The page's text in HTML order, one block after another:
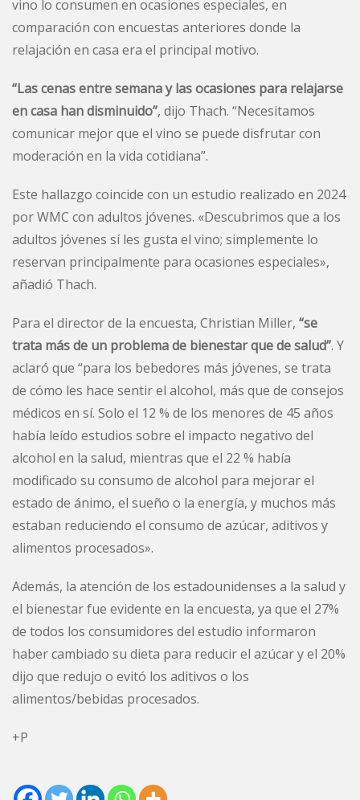
vino lo consumen en ocasiones especiales, en
comparación con encuestas anteriores donde la
relajación en casa era el principal motivo.
“Las cenas entre semana y las ocasiones para relajarse
en casa han disminuido”, dijo Thach. “Necesitamos
comunicar mejor que el vino se puede disfrutar con
moderación en la vida cotidiana”.
Este hallazgo coincide con un estudio realizado en 2024
por WMC con adultos jóvenes. «Descubrimos que a los
adultos jóvenes sí les gusta el vino; simplemente lo
reservan principalmente para ocasiones especiales»,
añadió Thach.
Para el director de la encuesta, Christian Miller, “se
trata más de un problema de bienestar que de salud”. Y
aclaró que “para los bebedores más jóvenes, se trata
de cómo les hace sentir el alcohol, más que de consejos
médicos en sí. Solo el 12 % de los menores de 45 años
había leído estudios sobre el impacto negativo del
alcohol en la salud, mientras que el 22 % había
modificado su consumo de alcohol para mejorar el
estado de ánimo, el sueño o la energía, y muchos más
estaban reduciendo el consumo de azúcar, aditivos y
alimentos procesados».
Además, la atención de los estadounidenses a la salud y
el bienestar fue evidente en la encuesta, ya que el 27%
de todos los consumidores del estudio informaron
haber cambiado su dieta para reducir el azúcar y el 20%
dijo que redujo o evitó los aditivos o los
alimentos/bebidas procesados.
+P